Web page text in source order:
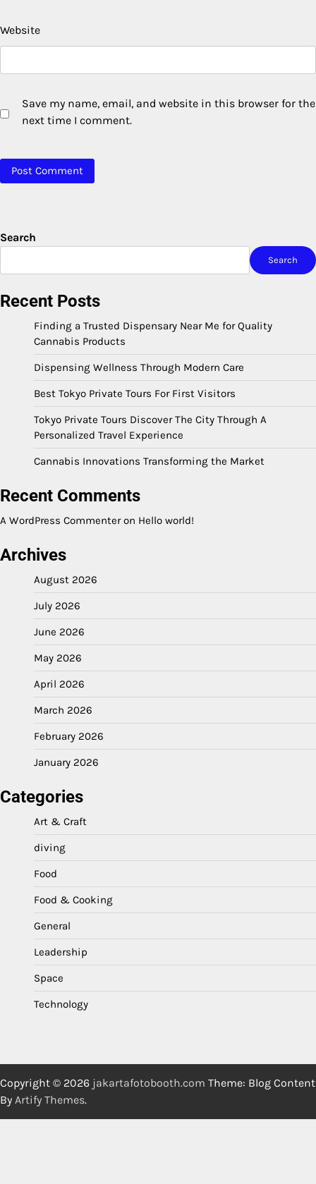
Website
Save my name, email, and website in this browser for the
next time I comment.
Search
Search
Recent Posts
Finding a Trusted Dispensary Near Me for Quality
Cannabis Products
Dispensing Wellness Through Modern Care
Best Tokyo Private Tours For First Visitors
Tokyo Private Tours Discover The City Through A
Personalized Travel Experience
Cannabis Innovations Transforming the Market
Recent Comments
A WordPress Commenteron Hello world!
Archives
August 2026
July 2026
June 2026
May 2026
April 2026
March 2026
February 2026
January 2026
Categories
Art & Craft
diving
Food
Food & Cooking
General
Leadership
Space
Technology
Copyright © 2026 jakartafotobooth.com Theme: Blog Content
By Artify Themes.